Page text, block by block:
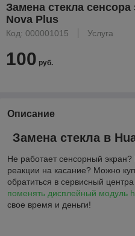
Замена стекла
Nova Plus
Код: 000001015 Услуга
100 руб.
Описание
Замена стекла в
Не работает сенсорный экран?
реакции на касание? Можно
обратиться в сервисный
поменять дисплейный модуль
свое время и деньги!